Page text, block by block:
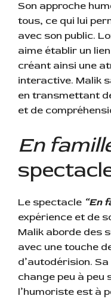
Son approche
tous, ce qui lui
avec son public.
aime établir un
créant ainsi une
interactive. Malik
en transmettant
et de
En
Le spectacle “En
expérience et de
Malik aborde des
avec une touche
d’autodérision.
change peu à peu
l’humoriste est à